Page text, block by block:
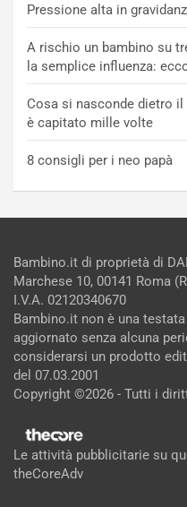
Pressione alta in
A rischio un bambino su
la semplice influenza:
Cosa si nasconde dietro
è capitato mille volte
8 consigli per i neo papà
Bambino.it di proprietà di
Marchese 10, 00141 Roma
I.V.A. 02120340670
Bambino.it non è una
aggiornato senza alcuna
considerarsi un prodotto
del 07.03.2001
Copyright ©2026 - Tutti i
Le attività pubblicitarie su
theCoreAdv